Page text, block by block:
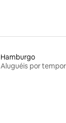
Hamburgo
Aluguéis por